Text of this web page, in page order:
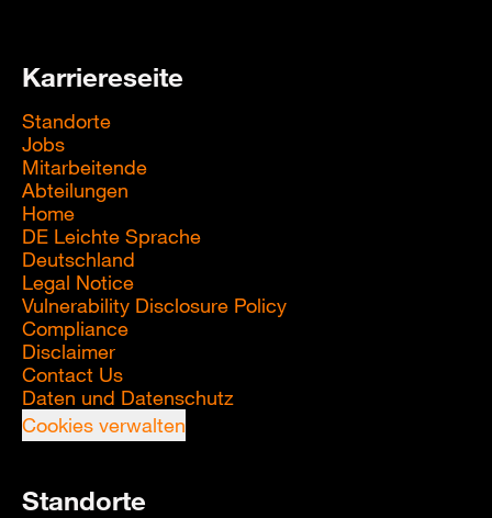
Karriereseite
Standorte
Jobs
Mitarbeitende
Abteilungen
Home
DE Leichte Sprache
Deutschland
Legal Notice
Vulnerability Disclosure Policy
Compliance
Disclaimer
Contact Us
Daten und Datenschutz
Cookies verwalten
Standorte